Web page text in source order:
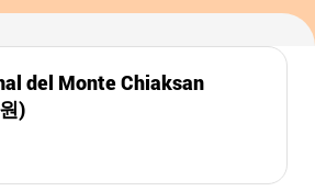
del Monte Chiaksan
)